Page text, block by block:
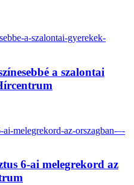
a szalontai
6-ai melegrekord az